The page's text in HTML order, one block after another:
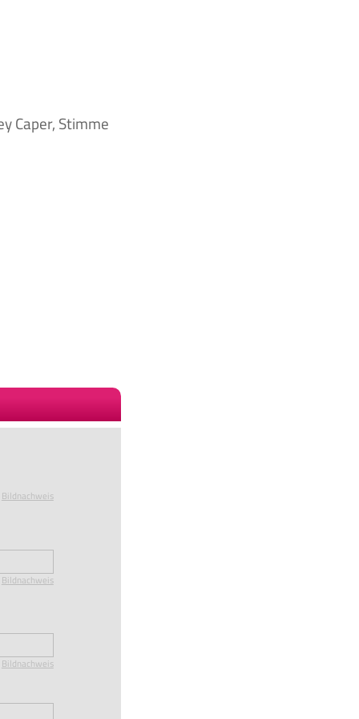
Caper, Stimme
Bildnachweis
Bildnachweis
Bildnachweis